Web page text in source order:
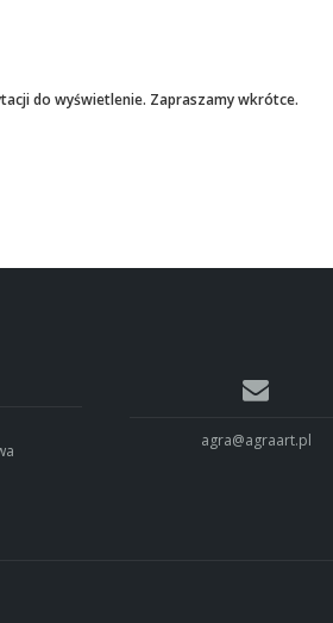
do wyświetlenie. Zapraszamy wkrótce.
agra@agraart.pl